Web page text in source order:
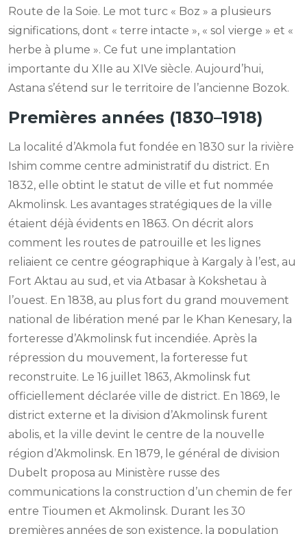
Route de la Soie. Le mot turc « Boz » a plusieurs
significations, dont « terre intacte », « sol vierge » et «
herbe à plume ». Ce fut une implantation
importante du XIIe au XIVe siècle. Aujourd’hui,
Astana s’étend sur le territoire de l’ancienne Bozok.
Premières années (1830–1918)
La localité d’Akmola fut fondée en 1830 sur la rivière
Ishim comme centre administratif du district. En
1832, elle obtint le statut de ville et fut nommée
Akmolinsk. Les avantages stratégiques de la ville
étaient déjà évidents en 1863. On décrit alors
comment les routes de patrouille et les lignes
reliaient ce centre géographique à Kargaly à l’est, au
Fort Aktau au sud, et via Atbasar à Kokshetau à
l’ouest. En 1838, au plus fort du grand mouvement
national de libération mené par le Khan Kenesary, la
forteresse d’Akmolinsk fut incendiée. Après la
répression du mouvement, la forteresse fut
reconstruite. Le 16 juillet 1863, Akmolinsk fut
officiellement déclarée ville de district. En 1869, le
district externe et la division d’Akmolinsk furent
abolis, et la ville devint le centre de la nouvelle
région d’Akmolinsk. En 1879, le général de division
Dubelt proposa au Ministère russe des
communications la construction d’un chemin de fer
entre Tioumen et Akmolinsk. Durant les 30
premières années de son existence, la population